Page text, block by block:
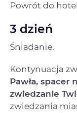
Powrót do
3 dzień
Śniadanie.
Kontynuacja
Pawła, spacer
zwiedzanie
zwiedzania